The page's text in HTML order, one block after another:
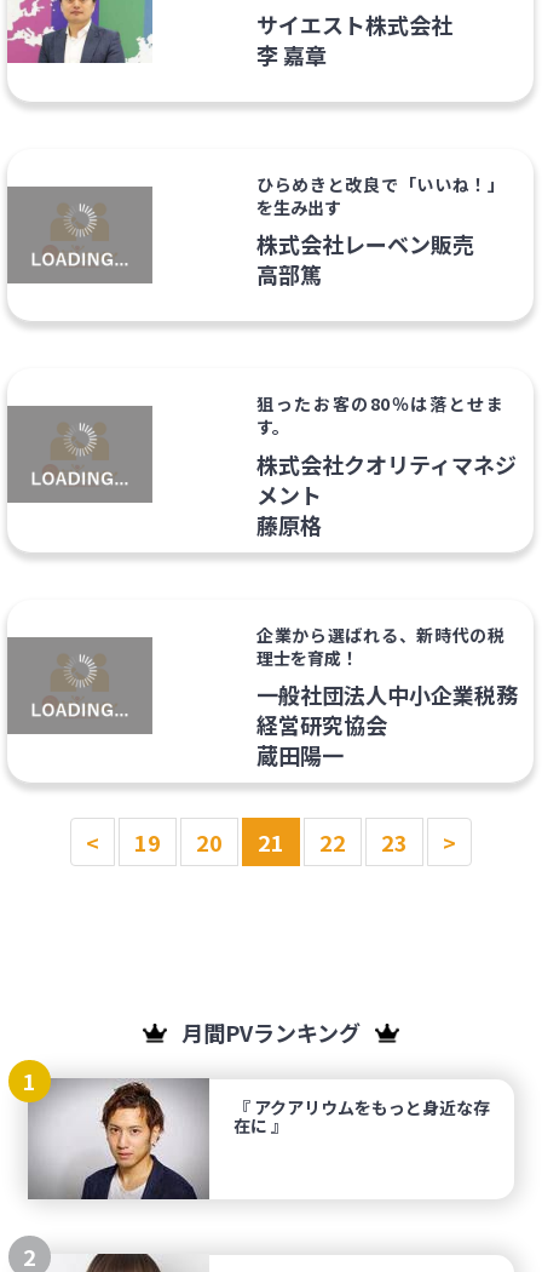
サイエスト株式会社
李 嘉章
ひらめきと改良で「いいね！」
を生み出す
株式会社レーベン販売
高部篤
狙ったお客の80％は落とせま
す。
株式会社クオリティマネジ
メント
藤原格
企業から選ばれる、新時代の税
理士を育成！
一般社団法人中小企業税務
経営研究協会
蔵田陽一
< 19 20 21 22 23 >
月間PVランキング
1
『 アクアリウムをもっと身近な存
在に 』
2